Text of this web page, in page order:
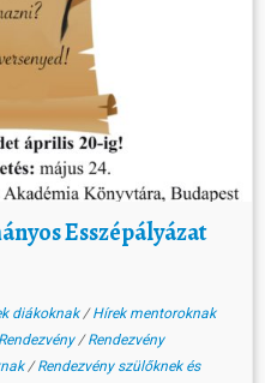
Esszépályázat
diákoknak/Hírek mentoroknak
Rendezvény/Rendezvény
/Rendezvény szülőknek és